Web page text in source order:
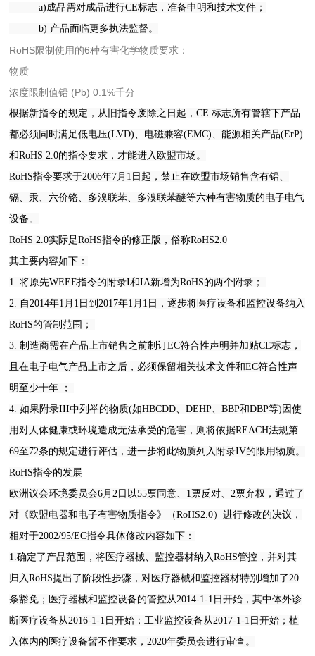
a)成品需对成品进行CE标志，准备申明和技术文件；
b) 产品面临更多执法监督。
RoHS限制使用的6种有害化学物质要求：
物质
浓度限制值铅 (Pb) 0.1%千分
根据新指令的规定，从旧指令废除之日起，CE 标志所有管辖下产品
都必须同时满足低电压(LVD)、电磁兼容(EMC)、能源相关产品(ErP)
和RoHS 2.0的指令要求，才能进入欧盟市场。
RoHS指令要求于2006年7月1日起，禁止在欧盟市场销售含有铅、
镉、汞、六价铬、多溴联苯、多溴联苯醚等六种有害物质的电子电气
设备。
RoHS 2.0实际是RoHS指令的修正版，俗称RoHS2.0
其主要内容如下：
1. 将原先WEEE指令的附录I和IA新增为RoHS的两个附录；
2. 自2014年1月1日到2017年1月1日，逐步将医疗设备和监控设备纳入
RoHS的管制范围；
3. 制造商需在产品上市销售之前制订EC符合性声明并加贴CE标志，
且在电子电气产品上市之后，必须保留相关技术文件和EC符合性声
明至少十年 ；
4. 如果附录III中列举的物质(如HBCDD、DEHP、BBP和DBP等)因使
用对人体健康或环境造成无法承受的危害，则将依据REACH法规第
69至72条的规定进行评估，进一步将此物质列入附录IV的限用物质。
RoHS指令的发展
欧洲议会环境委员会6月2日以55票同意、1票反对、2票弃权，通过了
对《欧盟电器和电子有害物质指令》（RoHS2.0）进行修改的决议，
相对于2002/95/EC指令具体修改内容如下：
1.确定了产品范围，将医疗器械、监控器材纳入RoHS管控，并对其
归入RoHS提出了阶段性步骤，对医疗器械和监控器材特别增加了20
条豁免；医疗器械和监控设备的管控从2014-1-1日开始，其中体外诊
断医疗设备从2016-1-1日开始；工业监控设备从2017-1-1日开始；植
入体内的医疗设备暂不作要求，2020年委员会进行审查。